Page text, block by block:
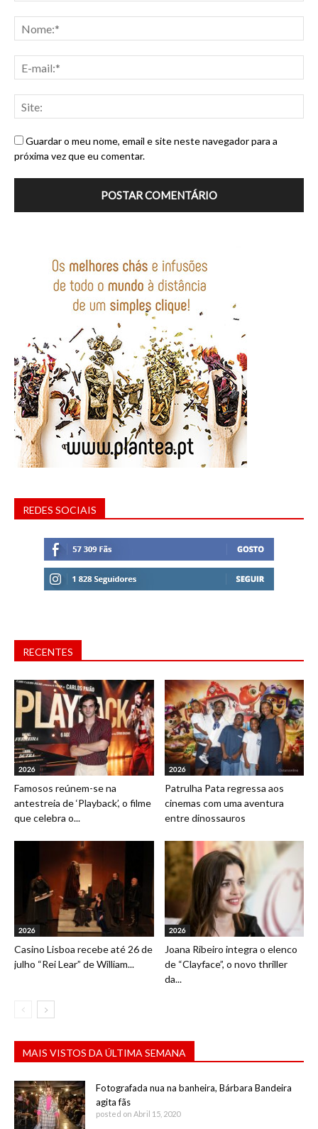
Guardar o meu nome, email e site neste navegador para a
próxima vez que eu comentar.
REDES SOCIAIS
RECENTES
2026
Famosos reúnem-se na
antestreia de ‘Playback’, o filme
que celebra o...
2026
Patrulha Pata regressa aos
cinemas com uma aventura
entre dinossauros
2026
Casino Lisboa recebe até 26 de
julho “Rei Lear” de William...
2026
Joana Ribeiro integra o elenco
de “Clayface”, o novo thriller
da...
MAIS VISTOS DA ÚLTIMA SEMANA
Fotografada nua na banheira, Bárbara Bandeira
agita fãs
posted on Abril 15, 2020